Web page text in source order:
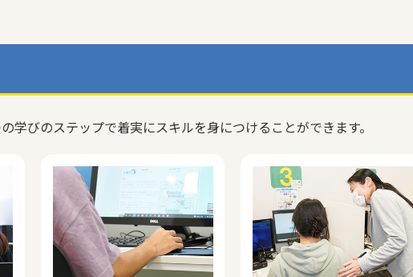
学びのステップで着実にスキルを身につけることができます。